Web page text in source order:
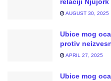
AUGUST 30, 2025
Ubice mog
protiv
APRIL 27, 2025
Ubice mog